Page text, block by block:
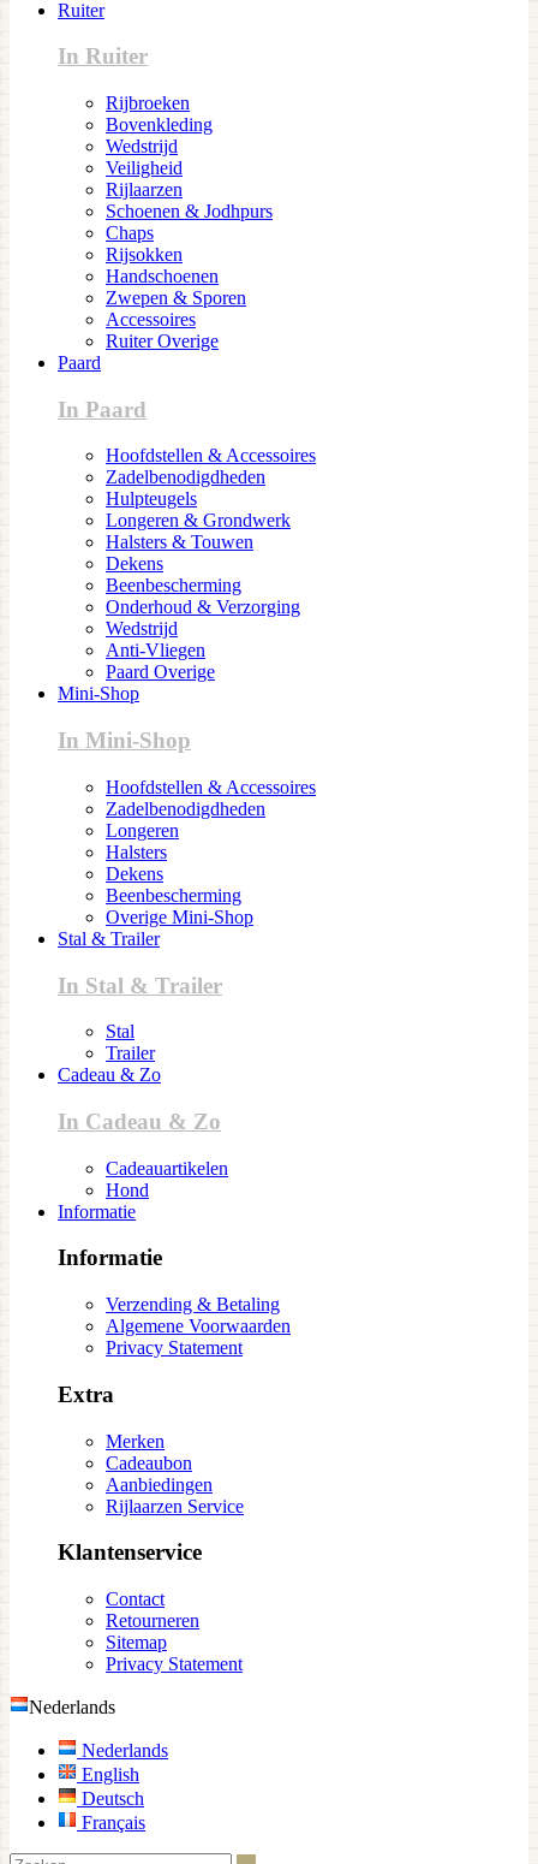
Ruiter
In Ruiter
Rijbroeken
Bovenkleding
Wedstrijd
Veiligheid
Rijlaarzen
Schoenen & Jodhpurs
Chaps
Rijsokken
Handschoenen
Zwepen & Sporen
Accessoires
Ruiter Overige
Paard
In Paard
Hoofdstellen & Accessoires
Zadelbenodigdheden
Hulpteugels
Longeren & Grondwerk
Halsters & Touwen
Dekens
Beenbescherming
Onderhoud & Verzorging
Wedstrijd
Anti-Vliegen
Paard Overige
Mini-Shop
In Mini-Shop
Hoofdstellen & Accessoires
Zadelbenodigdheden
Longeren
Halsters
Dekens
Beenbescherming
Overige Mini-Shop
Stal & Trailer
In Stal & Trailer
Stal
Trailer
Cadeau & Zo
In Cadeau & Zo
Cadeauartikelen
Hond
Informatie
Informatie
Verzending & Betaling
Algemene Voorwaarden
Privacy Statement
Extra
Merken
Cadeaubon
Aanbiedingen
Rijlaarzen Service
Klantenservice
Contact
Retourneren
Sitemap
Privacy Statement
Nederlands
Nederlands
English
Deutsch
Français